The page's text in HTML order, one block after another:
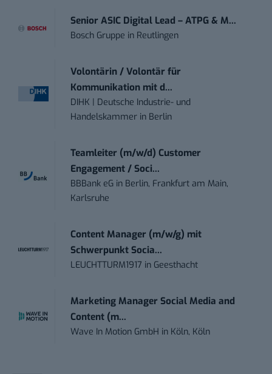
Senior ASIC Digital Lead – ATPG & M...
Bosch Gruppe in Reutlingen
Volontärin / Volontär für
Kommunikation mit d...
DIHK | Deutsche Industrie- und
Handelskammer in Berlin
Teamleiter (m/w/d) Customer
Engagement / Soci...
BBBank eG in Berlin, Frankfurt am Main,
Karlsruhe
Content Manager (m/w/g) mit
Schwerpunkt Socia...
LEUCHTTURM1917 in Geesthacht
Marketing Manager Social Media and
Content (m...
Wave In Motion GmbH in Köln, Köln